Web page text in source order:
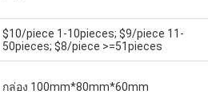
$10/piece 1-10pieces; $9/piece 11-
50pieces; $8/piece >=51pieces
กล่อง 100mm*80mm*60mm